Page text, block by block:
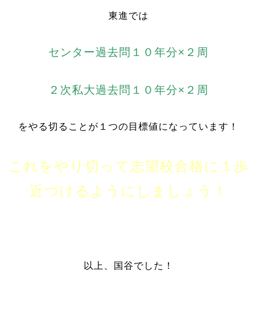
東進では
センター過去問１０年分×２周
２次私大過去問１０年分×２周
をやる切ることが１つの目標値になっています！
これをやり切って志望校合格に１歩
近づけるようにしましょう！
以上、国谷でした！